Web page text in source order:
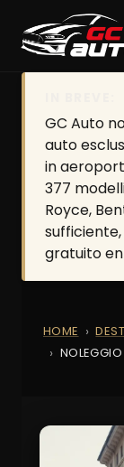
GC Auto
auto
in
377
Royce,
gratuito
HOME